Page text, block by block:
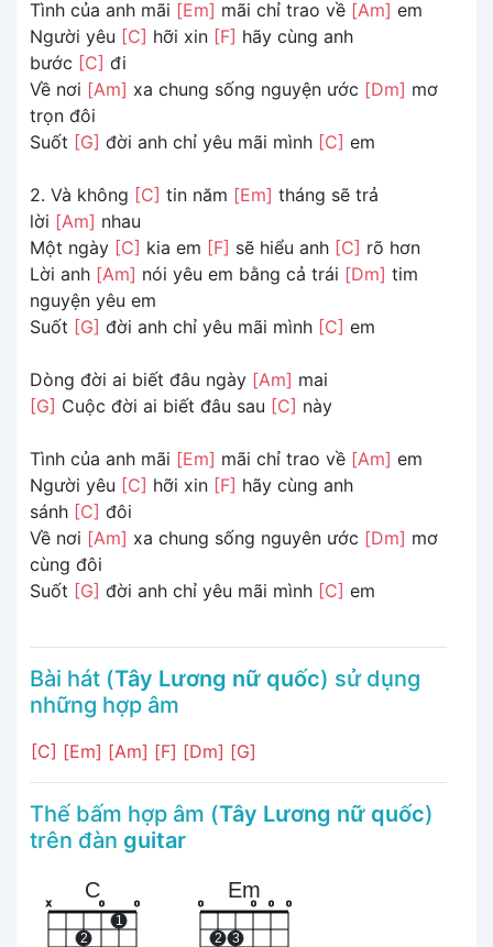
Tình của anh mãi [Em] mãi chỉ trao về [Am] em
Người yêu [C] hỡi xin [F] hãy cùng anh
bước [C] đi
Về nơi [Am] xa chung sống nguyện ước [Dm] mơ
trọn đôi
Suốt [G] đời anh chỉ yêu mãi mình [C] em
2. Và không [C] tin năm [Em] tháng sẽ trả
lời [Am] nhau
Một ngày [C] kia em [F] sẽ hiểu anh [C] rõ hơn
Lời anh [Am] nói yêu em bằng cả trái [Dm] tim
nguyện yêu em
Suốt [G] đời anh chỉ yêu mãi mình [C] em
Dòng đời ai biết đâu ngày [Am] mai
[G] Cuộc đời ai biết đâu sau [C] này
Tình của anh mãi [Em] mãi chỉ trao về [Am] em
Người yêu [C] hỡi xin [F] hãy cùng anh
sánh [C] đôi
Về nơi [Am] xa chung sống nguyên ước [Dm] mơ
cùng đôi
Suốt [G] đời anh chỉ yêu mãi mình [C] em
Bài hát (Tây Lương nữ quốc) sử dụng
những hợp âm
[C] [Em] [Am] [F] [Dm] [G]
Thế bấm hợp âm (Tây Lương nữ quốc)
trên đàn guitar
C
x
2
o
1
o
Em
o
2 3
o o o